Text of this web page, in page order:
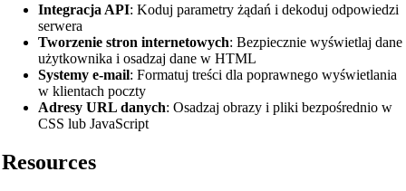
Integracja API: Koduj parametry żądań i dekoduj odpowiedzi
serwera
Tworzenie stron internetowych: Bezpiecznie wyświetlaj dane
użytkownika i osadzaj dane w HTML
Systemy e-mail: Formatuj treści dla poprawnego wyświetlania
w klientach poczty
Adresy URL danych: Osadzaj obrazy i pliki bezpośrednio w
CSS lub JavaScript
Resources